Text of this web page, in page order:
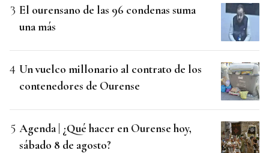
El ourensano de las 96 condenas suma
una más
Un vuelco millonario al contrato de los
contenedores de Ourense
Agenda | ¿Qué hacer en Ourense hoy,
sábado 8 de agosto?